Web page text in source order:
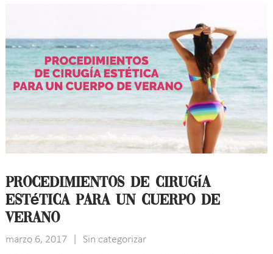
Procedimientos de cirugía
estética para un cuerpo de
verano
marzo 6, 2017
Sin categorizar